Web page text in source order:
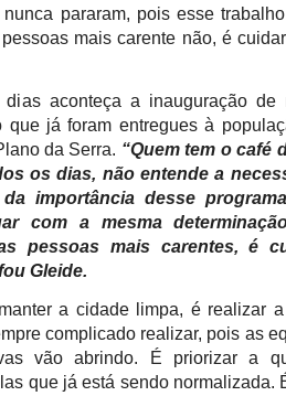
pararam, pois esse
mais carente não, é
aconteça a inauguração de
que já foram entregues à
da Serra. “Quem tem o café
os dias, não entende a
importância desse
com a mesma
pessoas mais carentes, é
Gleide.
a cidade limpa, é realizar
complicado realizar, pois as
vão abrindo. É priorizar a
que já está sendo normalizada.